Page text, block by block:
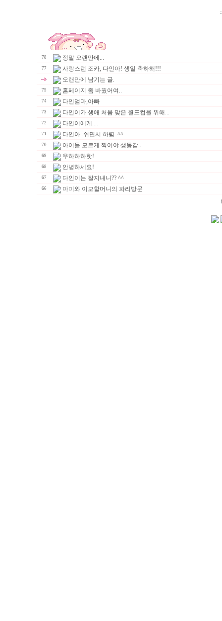
78 정말 오랜만에...
77
사랑스런 조카, 다인아! 생일 축하해!!!
오랜만에 남기는 글.
75 홈페이지 좀 바꿨어여..
74 다인엄마,아빠
73 다인이가 생애 처음 맞은 월드컵을 위해...
72 다인이에게....
71 다인아..쉬면서 하렴..^^
70 아이들 모르게 찍어야 생동감..
69 우하하하핫!
68 안녕하세요!
67 다인이는 잘지내니?? ^^
66 마미와 이모할머니의 파리방문